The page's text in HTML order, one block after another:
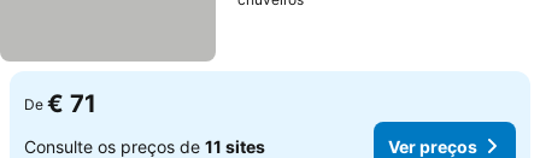
De € 71
Consulte os preços de 11 sites Ver preços